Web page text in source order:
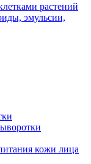
растений
эмульсии,
кожи лица